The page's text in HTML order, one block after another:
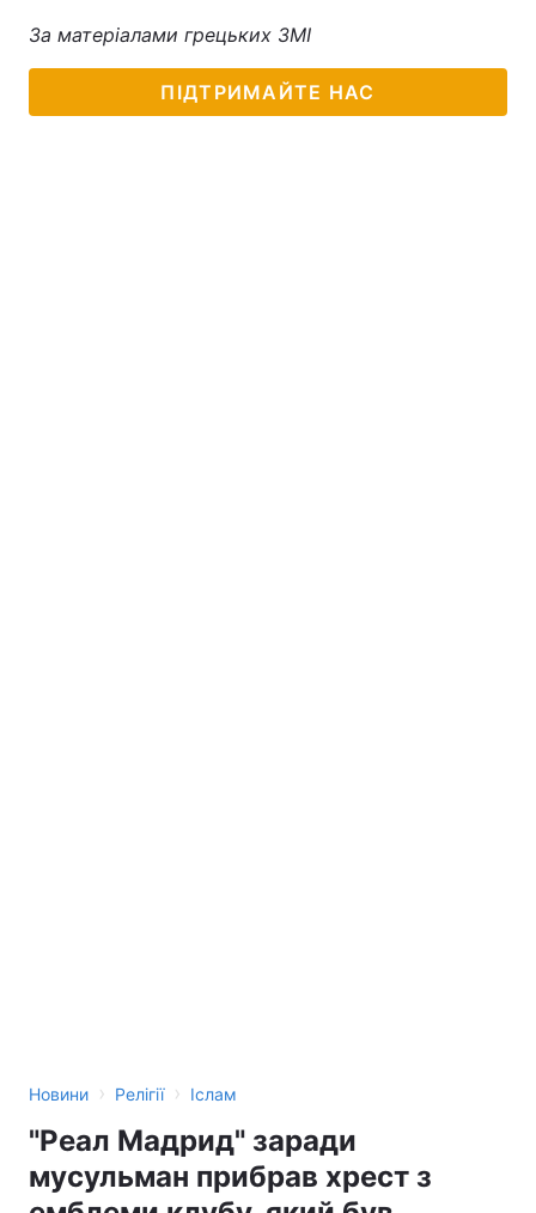
За матеріалами грецьких ЗМІ
ПІДТРИМАЙТЕ НАС
Новини › Релігії › Іслам
"Реал Мадрид" заради
мусульман прибрав хрест з